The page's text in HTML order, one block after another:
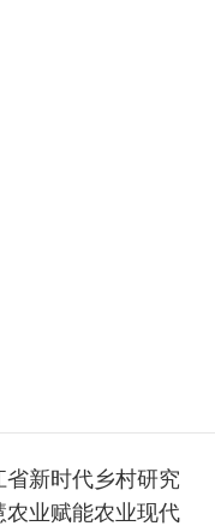
新时代乡村研究
农业赋能农业现代